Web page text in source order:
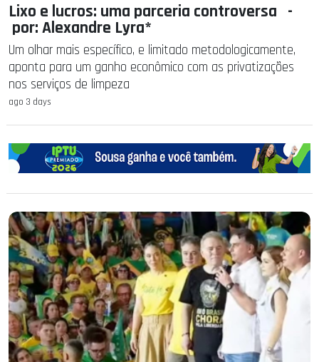
Lixo e lucros: uma parceria controversa -
por: Alexandre Lyra*
Um olhar mais específico, e limitado metodologicamente,
aponta para um ganho econômico com as privatizações
nos serviços de limpeza
ago 3 days